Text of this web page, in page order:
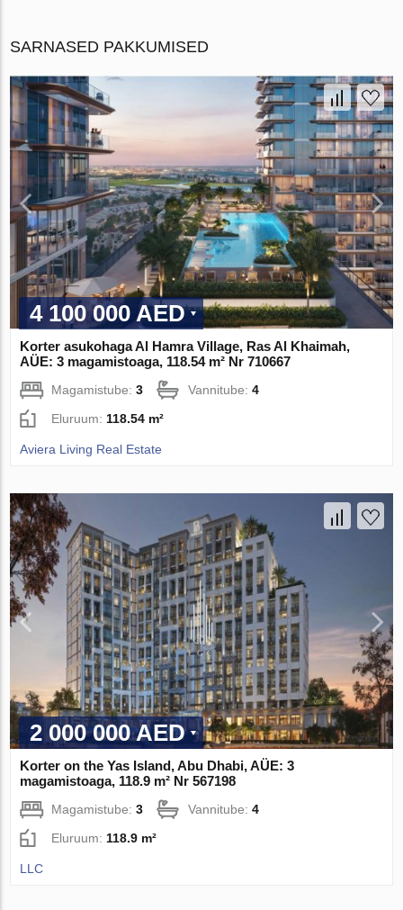
SARNASED PAKKUMISED
4 100 000 AED
Korter asukohaga Al Hamra Village, Ras Al Khaimah,
AÜE: 3 magamistoaga, 118.54 m² Nr 710667
Magamistube:3 Vannitube:4
Eluruum:118.54 m²
Aviera Living Real Estate
2 000 000 AED
Korter on the Yas Island, Abu Dhabi, AÜE: 3
magamistoaga, 118.9 m² Nr 567198
Magamistube:3 Vannitube:4
Eluruum: 118.9 m²
LLC